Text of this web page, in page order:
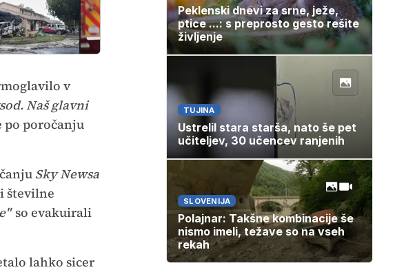
v
Naš glavni
poročanju
Sky Newsa
številne
so evakuirali
lahko sicer
Peklenski dnevi za srne, ježe,
ptice ...: s preprosto gesto rešite
življenje
TUJINA
Ustrelil stara starša, nato še pet
učiteljev, 30 učencev ranjenih
SLOVENIJA
Polajnar: Takšne kombinacije še
nismo imeli, težave so na vseh
rekah